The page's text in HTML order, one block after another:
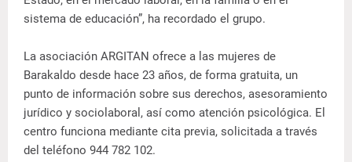
sistema de educación”, ha recordado el grupo.
La asociación ARGITAN ofrece a las mujeres de
Barakaldo desde hace 23 años, de forma gratuita, un
punto de información sobre sus derechos, asesoramiento
jurídico y sociolaboral, así como atención psicológica. El
centro funciona mediante cita previa, solicitada a través
del teléfono 944 782 102.